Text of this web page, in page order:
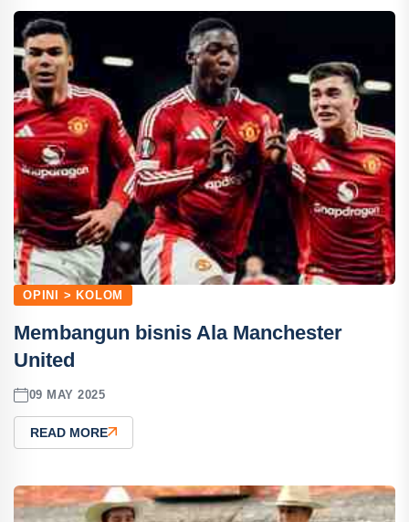
OPINI > KOLOM
Membangun bisnis Ala Manchester
United
09 MAY 2025
READ MORE